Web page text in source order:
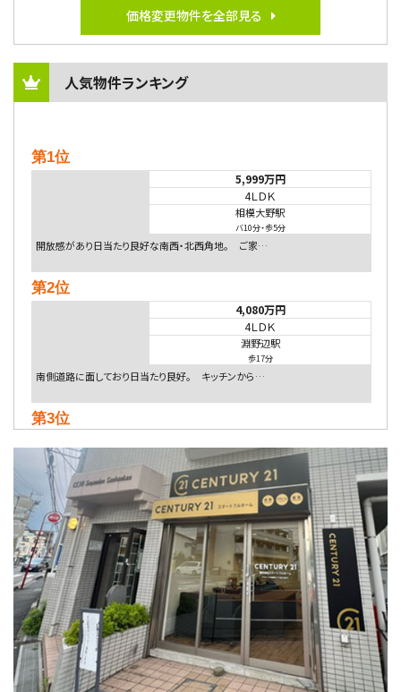
価格変更物件を全部見る
人気物件ランキング
第1位
5,999万円
4ＬＤＫ
相模大野駅
バ10分・歩5分
開放感があり日当たり良好な南西・北西角地。 ご家…
第2位
4,080万円
4ＬＤＫ
淵野辺駅
歩17分
南側道路に面しており日当たり良好。 キッチンから…
第3位
4ＬＤＫ
海老名駅
バ18分・歩6分
開放感のある角地区画。車３台並列駐車可能です。 …
第4位
5,480万円
4ＬＤＫ
相模大野駅
バ9分・歩4分
２０１５年６月築、積水ハウス施工住宅です。 南東…
第5位